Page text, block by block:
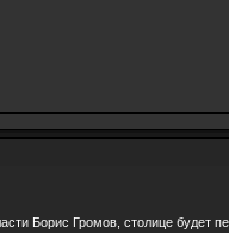
Борис Громов, столице будет